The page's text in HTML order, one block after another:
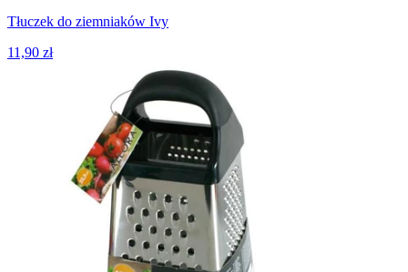
Tłuczek do ziemniaków Ivy
11,90 zł